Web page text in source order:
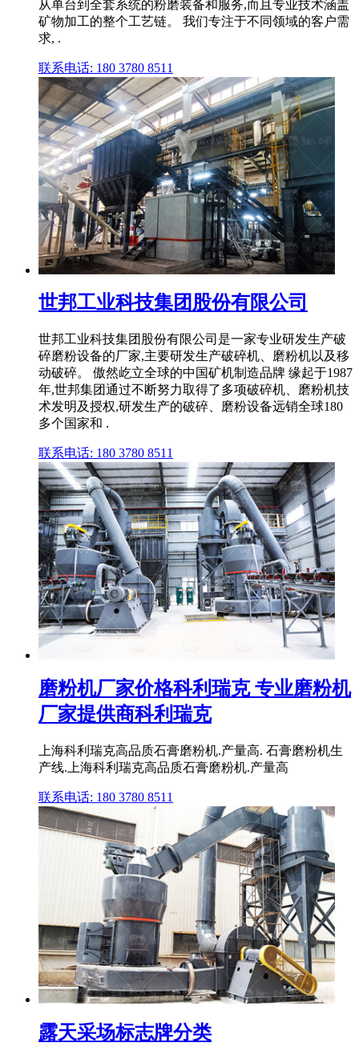
从单台到全套系统的粉磨装备和服务,而且专业技术涵盖
矿物加工的整个工艺链。 我们专注于不同领域的客户需
求, .
联系电话: 180 3780 8511
世邦工业科技集团股份有限公司
世邦工业科技集团股份有限公司是一家专业研发生产破
碎磨粉设备的厂家,主要研发生产破碎机、磨粉机以及移
动破碎。 傲然屹立全球的中国矿机制造品牌 缘起于1987
年,世邦集团通过不断努力取得了多项破碎机、磨粉机技
术发明及授权,研发生产的破碎、磨粉设备远销全球180
多个国家和 .
联系电话: 180 3780 8511
磨粉机厂家价格科利瑞克 专业磨粉机
厂家提供商科利瑞克
上海科利瑞克高品质石膏磨粉机.产量高. 石膏磨粉机生
产线.上海科利瑞克高品质石膏磨粉机.产量高
联系电话: 180 3780 8511
露天采场标志牌分类